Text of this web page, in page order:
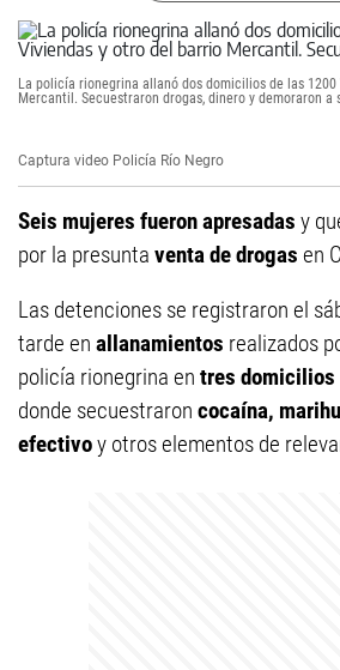
La policía rionegrina allanó dos domicilios de las
Mercantil. Secuestraron drogas, dinero y demoraron a
Captura video Policía Río Negro
Seis mujeres fueron apresadas y
por la presunta venta de drogas en
Las detenciones se registraron el
tarde en allanamientos realizados
policía rionegrina en tres domicilios
donde secuestraron cocaína,
efectivoy otros elementos de